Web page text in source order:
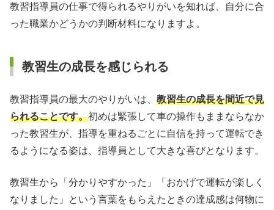
教習指導員の仕事で得られるやりがいを知れば、自分に合
った職業かどうかの判断材料になりますよ。
教習生の成長を感じられる
教習指導員の最大のやりがいは、 教習生の成長を間近で見
られることです。初めは緊張して車の操作もままならなか
った教習生が、指導を重ねるごとに自信を持って運転でき
るようになる姿は、指導員として大きな喜びとなります。
教習生から「分かりやすかった」「おかげで運転が楽しく
なりました」という言葉をもらえたときの達成感は何物に